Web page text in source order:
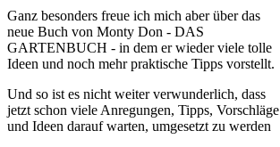
Ganz besonders freue ich mich aber über das
neue Buch von Monty Don - DAS
GARTENBUCH - in dem er wieder viele tolle
Ideen und noch mehr praktische Tipps vorstellt.
Und so ist es nicht weiter verwunderlich, dass
jetzt schon viele Anregungen, Tipps, Vorschläge
und Ideen darauf warten, umgesetzt zu werden